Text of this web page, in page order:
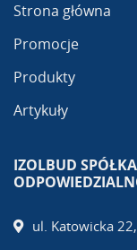
Strona główna
Promocje
Produkty
Artykuły
IZOLBUD
ul. Katowicka